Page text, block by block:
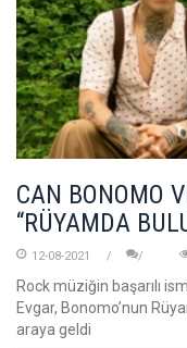
CAN BONOMO
“RÜYAMDA
12-08-2021
Rock müziğin başarılı
Evgar, Bonomo’nun
araya geldi